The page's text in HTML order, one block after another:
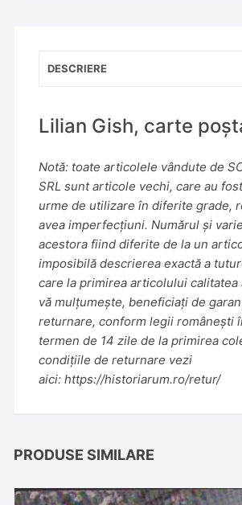
DESCRIERE
Lilian Gish, carte
Notă: toate articolele vândute de
SRL sunt articole vechi, care au
urme de utilizare în diferite grade,
avea imperfecțiuni. Numărul și
acestora fiind diferite de la un
imposibilă descrierea exactă a
care la primirea articolului calitatea
vă mulțumește, beneficiați de
returnare, conform legii românești
termen de 14 zile de la primirea
condițiile de returnare vezi
aici:https://historiarum.ro/retur/
PRODUSE SIMILARE